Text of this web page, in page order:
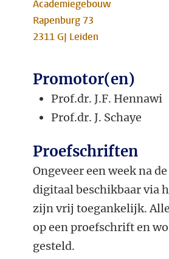
Academiegebouw
Rapenburg 73
2311 GJ Leiden
Promotor(en)
Prof.dr. J.F. Hennawi
Prof.dr. J. Schaye
Proefschriften
Ongeveer een week na
digitaal beschikbaar via
zijn vrij toegankelijk.
op een proefschrift en
gesteld.